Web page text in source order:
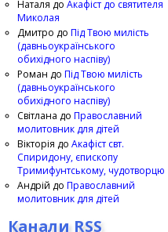
Наталя до Акафіст до святителя
Миколая
Дмитро до Під Твою милість
(давньоукраїнського
обихідного наспіву)
Роман до Під Твою милість
(давньоукраїнського
обихідного наспіву)
Світлана до Православний
молитовник для дітей
Вікторія до Акафіст свт.
Спиридону, єпископу
Тримифунтському, чудотворцю
Андрій до Православний
молитовник для дітей
Канали RSS